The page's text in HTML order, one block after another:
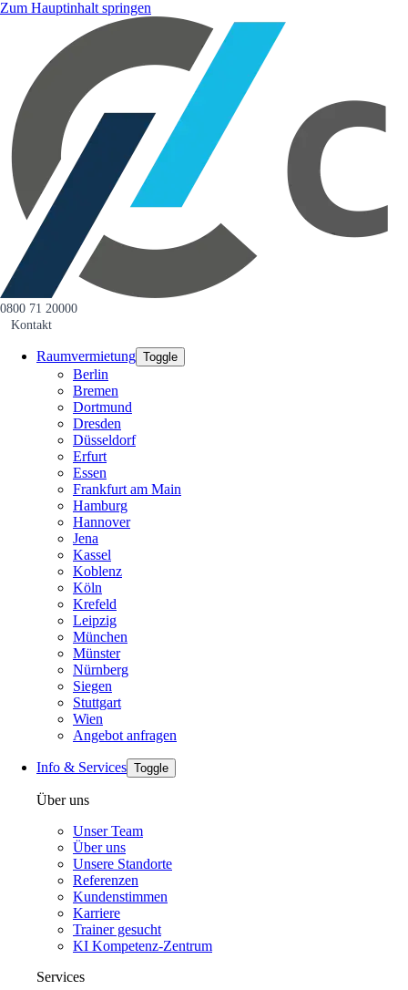
Zum Hauptinhalt springen
0800 71 20000
Kontakt
Raumvermietung Toggle
Berlin
Bremen
Dortmund
Dresden
Düsseldorf
Erfurt
Essen
Frankfurt am Main
Hamburg
Hannover
Jena
Kassel
Koblenz
Köln
Krefeld
Leipzig
München
Münster
Nürnberg
Siegen
Stuttgart
Wien
Angebot anfragen
Info & Services Toggle
Über uns
Unser Team
Über uns
Unsere Standorte
Referenzen
Kundenstimmen
Karriere
Trainer gesucht
KI Kompetenz-Zentrum
Services